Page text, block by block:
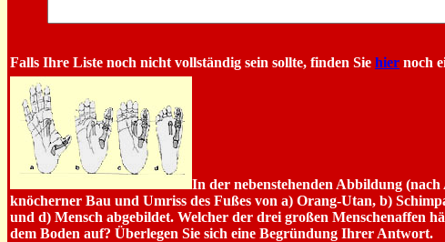
Falls Ihre Liste noch nicht vollständig sein sollte, finden Sie hier noch
In der nebenstehenden Abbildung (nach
knöcherner Bau und Umriss des Fußes von a) Orang-Utan, b)
und d) Mensch abgebildet. Welcher der drei großen Menschenaffen
dem Boden auf? Überlegen Sie sich eine Begründung Ihrer Antwort.